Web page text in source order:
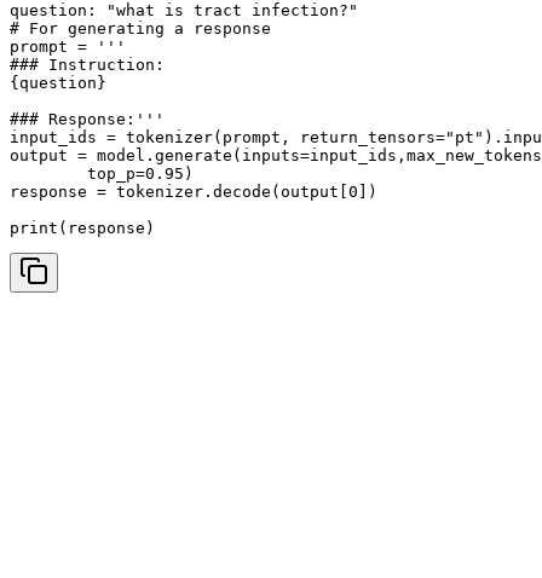
question: "what is tract infection?"
# For generating a response
prompt = '''
### Instruction:
{question}
### Response:'''
input_ids = tokenizer(prompt,
output =
        top_p=0.95)
response = tokenizer.decode(output[0])
print(response)